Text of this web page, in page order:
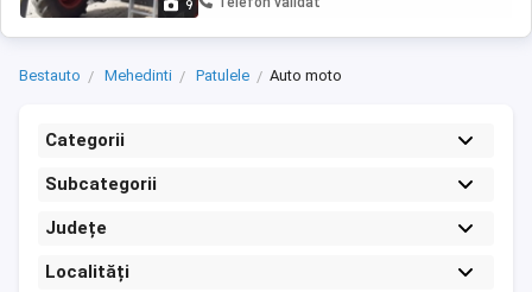
9
Bestauto Mehedinti Patulele Auto moto
Categorii
Subcategorii
Județe
Localități